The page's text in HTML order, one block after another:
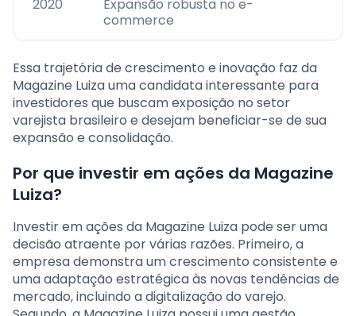
2020
Expansão robusta no e-
commerce
Essa trajetória de crescimento e inovação faz da
Magazine Luiza uma candidata interessante para
investidores que buscam exposição no setor
varejista brasileiro e desejam beneficiar-se de sua
expansão e consolidação.
Por que investir em ações da Magazine
Luiza?
Investir em ações da Magazine Luiza pode ser uma
decisão atraente por várias razões. Primeiro, a
empresa demonstra um crescimento consistente e
uma adaptação estratégica às novas tendências de
mercado, incluindo a digitalização do varejo.